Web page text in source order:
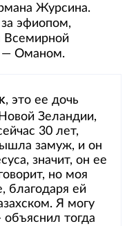
Журсина.
эфиопом,
Всемирной
— Оманом.
, это ее дочь
Зеландии,
30 лет,
замуж, и он
значит, он ее
но моя
благодаря ей
Я могу
тогда